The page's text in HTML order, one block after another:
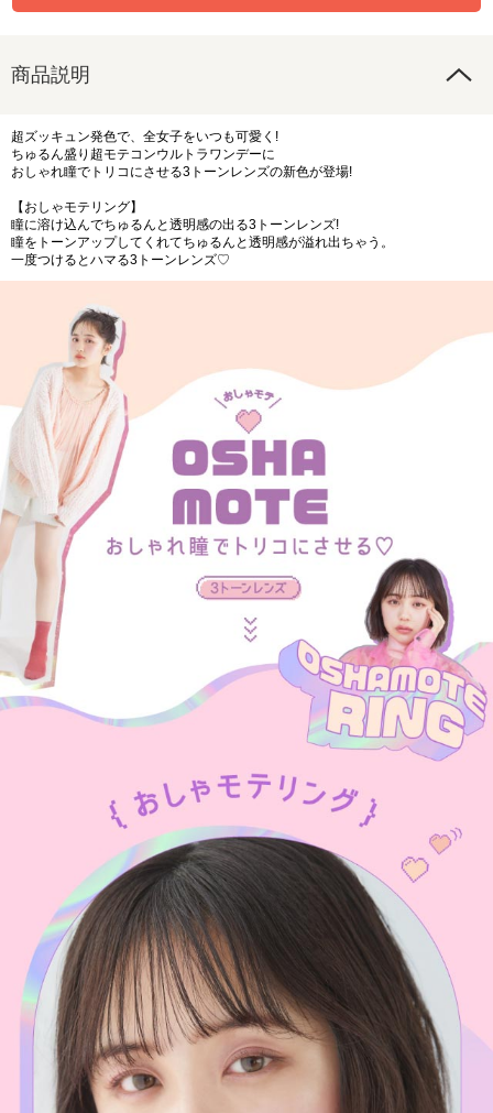
商品説明
超ズッキュン発色で、全女子をいつも可愛く!
ちゅるん盛り超モテコンウルトラワンデーに
おしゃれ瞳でトリコにさせる3トーンレンズの新色が登場!
【おしゃモテリング】
瞳に溶け込んでちゅるんと透明感の出る3トーンレンズ!
瞳をトーンアップしてくれてちゅるんと透明感が溢れ出ちゃう。
一度つけるとハマる3トーンレンズ♡